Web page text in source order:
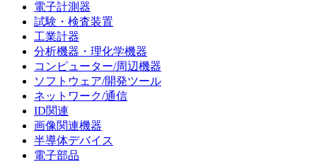
電子計測器
試験・検査装置
工業計器
分析機器・理化学機器
コンピューター/周辺機器
ソフトウェア/開発ツール
ネットワーク/通信
ID関連
画像関連機器
半導体デバイス
電子部品